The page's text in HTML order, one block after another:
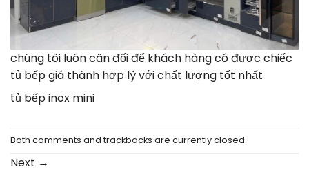
chúng tôi luôn cân đối để khách hàng có được chiếc
tủ bếp giá thành hợp lý với chất lượng tốt nhất
tủ bếp inox mini
Both comments and trackbacks are currently closed.
Next →